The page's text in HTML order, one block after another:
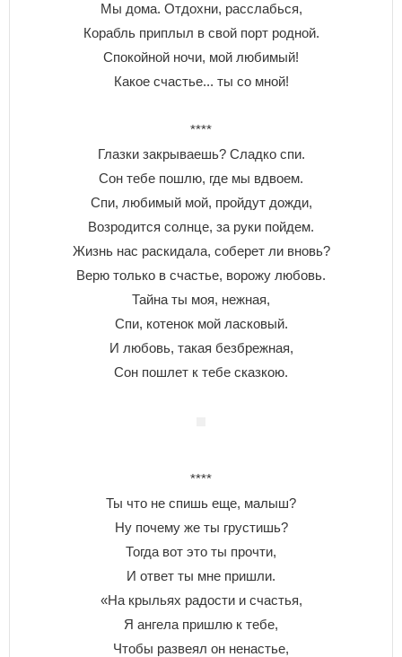
Мы дома. Отдохни, расслабься,
Корабль приплыл в свой порт родной.
Спокойной ночи, мой любимый!
Какое счастье... ты со мной!
****
Глазки закрываешь? Сладко спи.
Сон тебе пошлю, где мы вдвоем.
Спи, любимый мой, пройдут дожди,
Возродится солнце, за руки пойдем.
Жизнь нас раскидала, соберет ли вновь?
Верю только в счастье, ворожу любовь.
Тайна ты моя, нежная,
Спи, котенок мой ласковый.
И любовь, такая безбрежная,
Сон пошлет к тебе сказкою.
****
Ты что не спишь еще, малыш?
Ну почему же ты грустишь?
Тогда вот это ты прочти,
И ответ ты мне пришли.
«На крыльях радости и счастья,
Я ангела пришлю к тебе,
Чтобы развеял он ненастье,